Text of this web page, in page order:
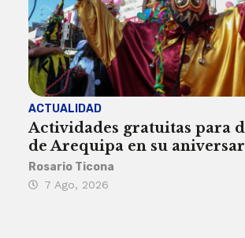
ACTUALIDAD
Actividades gratuitas para
de Arequipa en su
Rosario Ticona
7 Ago, 2026